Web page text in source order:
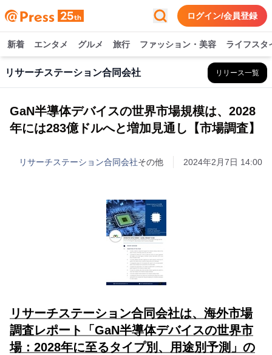
ログイン/会員登録
新着 エンタメ グルメ 旅行 ファッション・美容 ライフスタ
リサーチステーション合同会社 リリース一覧
GaN半導体デバイスの世界市場規模は、2028
年には283億ドルへと増加見通し【市場調査】
リサーチステーション合同会社その他 2024年2月7日 14:00
リサーチステーション合同会社は、海外市場
調査レポート「GaN半導体デバイスの世界市
場：2028年に至るタイプ別、用途別予測」の